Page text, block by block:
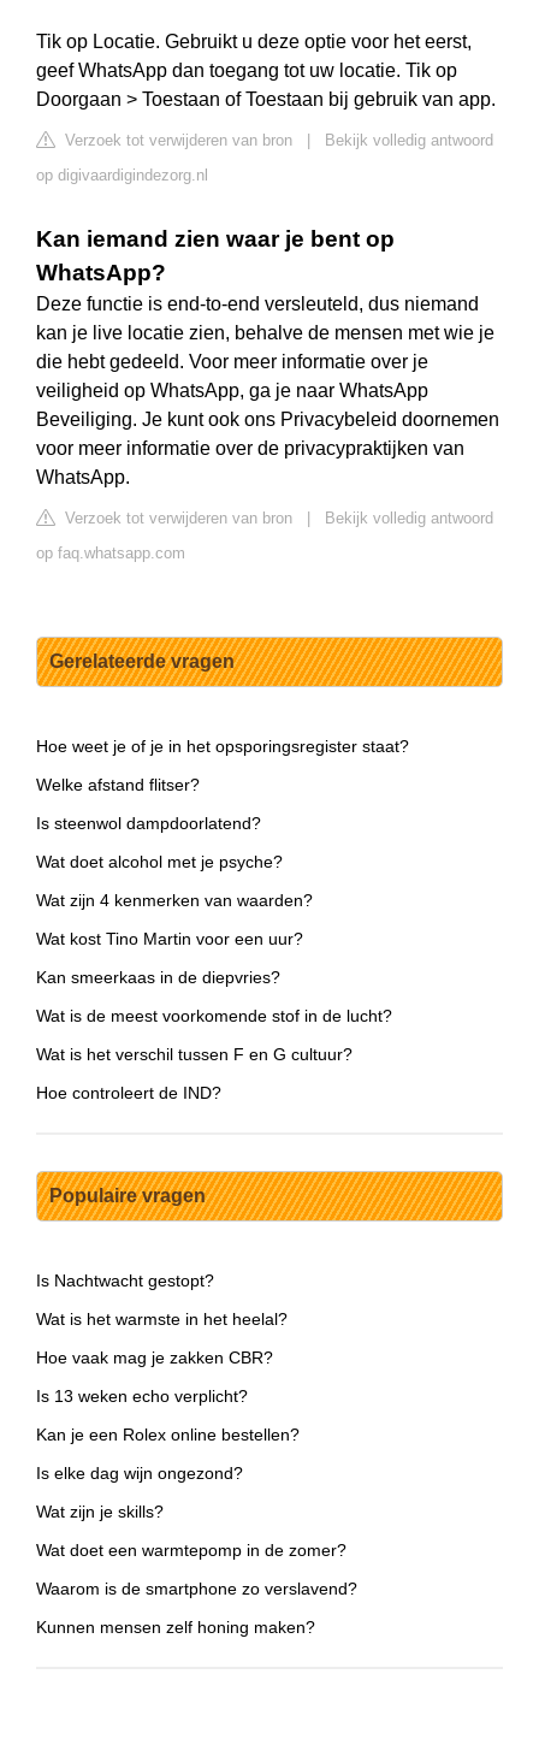
Tik op Locatie. Gebruikt u deze optie voor het eerst,
geef WhatsApp dan toegang tot uw locatie. Tik op
Doorgaan > Toestaan of Toestaan bij gebruik van app.
Verzoek tot verwijderen van bron
Bekijk volledig antwoord
op digivaardigindezorg.nl
Kan iemand zien waar je bent op
WhatsApp?
Deze functie is end-to-end versleuteld, dus niemand
kan je live locatie zien, behalve de mensen met wie je
die hebt gedeeld. Voor meer informatie over je
veiligheid op WhatsApp, ga je naar WhatsApp
Beveiliging. Je kunt ook ons Privacybeleid doornemen
voor meer informatie over de privacypraktijken van
WhatsApp.
Verzoek tot verwijderen van bron
Bekijk volledig antwoord
op faq.whatsapp.com
Gerelateerde vragen
Hoe weet je of je in het opsporingsregister staat?
Welke afstand flitser?
Is steenwol dampdoorlatend?
Wat doet alcohol met je psyche?
Wat zijn 4 kenmerken van waarden?
Wat kost Tino Martin voor een uur?
Kan smeerkaas in de diepvries?
Wat is de meest voorkomende stof in de lucht?
Wat is het verschil tussen F en G cultuur?
Hoe controleert de IND?
Populaire vragen
Is Nachtwacht gestopt?
Wat is het warmste in het heelal?
Hoe vaak mag je zakken CBR?
Is 13 weken echo verplicht?
Kan je een Rolex online bestellen?
Is elke dag wijn ongezond?
Wat zijn je skills?
Wat doet een warmtepomp in de zomer?
Waarom is de smartphone zo verslavend?
Kunnen mensen zelf honing maken?